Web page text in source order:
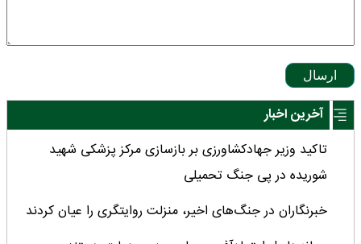
ارسال
آخرین اخبار
تاکید وزیر جهادکشاورزی بر بازسازی مرکز پزشکی شهید
شوریده در پی جنگ تحمیلی
خبرنگاران در جنگ‌های اخیر، منزلت روایتگری را عیان کردند